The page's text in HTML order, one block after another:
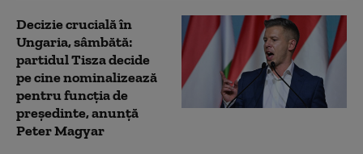
Decizie crucială în
Ungaria, sâmbătă:
partidul Tisza decide
pe cine nominalizează
pentru funcția de
președinte, anunță
Peter Magyar